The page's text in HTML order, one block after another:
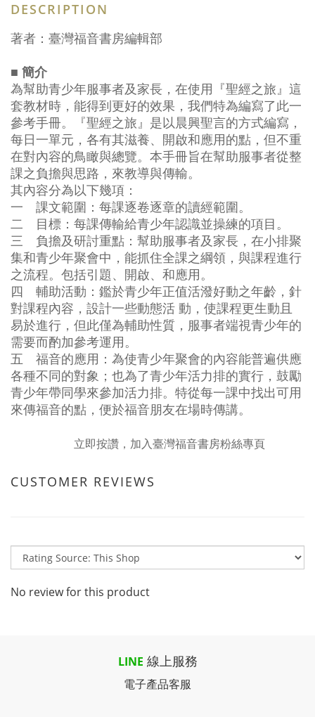
DESCRIPTION
著者：臺灣福音書房編輯部
■ 簡介
為幫助青少年服事者及家長，在使用『聖經之旅』這
套教材時，能得到更好的效果，我們特為編寫了此一
參考手冊。『聖經之旅』是以晨興聖言的方式編寫，
每日一單元，各有其滋養、開啟和應用的點，但不重
在對內容的鳥瞰與總覽。本手冊旨在幫助服事者從整
課之負擔與思路，來教導與傳輸。
其內容分為以下幾項：
一 課文範圍：每課逐卷逐章的讀經範圍。
二 目標：每課傳輸給青少年認識並操練的項目。
三 負擔及研討重點：幫助服事者及家長，在小排聚
集和青少年聚會中，能抓住全課之綱領，與課程進行
之流程。包括引題、開啟、和應用。
四 輔助活動：鑑於青少年正值活潑好動之年齡，針
對課程內容，設計一些動態活 動，使課程更生動且
易於進行，但此僅為輔助性質，服事者端視青少年的
需要而酌加參考運用。
五 福音的應用：為使青少年聚會的內容能普遍供應
各種不同的對象；也為了青少年活力排的實行，鼓勵
青少年帶同學來參加活力排。特從每一課中找出可用
來傳福音的點，便於福音朋友在場時傳講。
立即按讚，加入臺灣福音書房粉絲專頁
CUSTOMER REVIEWS
No review for this product
LINE 線上服務
電子產品客服